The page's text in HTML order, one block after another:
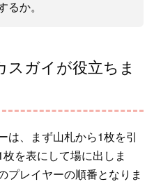
か。
スガイが役立ちま
は、まず山札から1枚を引
を表にして場に出しま
プレイヤーの順番となりま